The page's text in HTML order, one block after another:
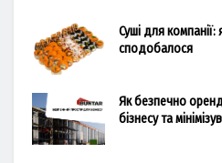
Суші для компанії:
сподобалося
Як безпечно
бізнесу та